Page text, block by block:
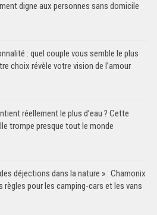
digne aux personnes sans domicile
: quel couple vous semble le plus
choix révèle votre vision de l’amour
réellement le plus d’eau ? Cette
trompe presque tout le monde
déjections dans la nature » : Chamonix
règles pour les camping-cars et les vans